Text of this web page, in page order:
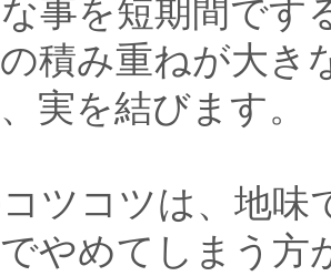
事を短期間です
積み重ねが大き
実を結びます。
ツコツは、地味
やめてしまう方